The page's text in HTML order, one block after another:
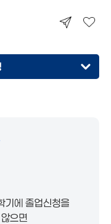
요건
기에 졸업신청을
으면